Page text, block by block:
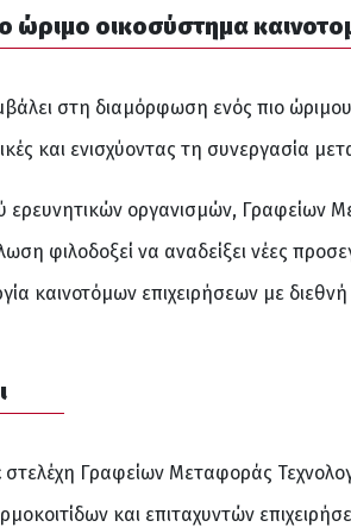
ώριμο οικοσύστημα
στη διαμόρφωση ενός πιο
και ενισχύοντας τη συνεργασία
οργανισμών, Γραφείων
φιλοδοξεί να αναδείξει νέες
καινοτόμων επιχειρήσεων με
στελέχη Γραφείων Μεταφοράς
και επιταχυντών